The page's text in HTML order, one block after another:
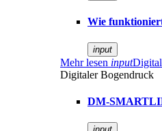
Wie
input
Mehr lesen input
Digitaler Bogendruck
DM-